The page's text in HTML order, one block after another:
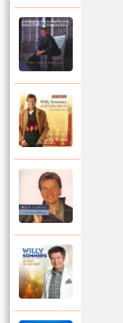
Willy
Willy
Jij
Jij
Willy